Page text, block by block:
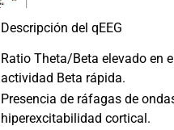
Descripción del qEEG
Ratio Theta/Beta elevado en
actividad Beta rápida.
Presencia de ráfagas de
hiperexcitabilidad cortical.